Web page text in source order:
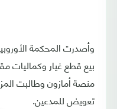
بيع قطع غيار وكماليات
منصة أمازون وطالبت
تعويض للمدعين.